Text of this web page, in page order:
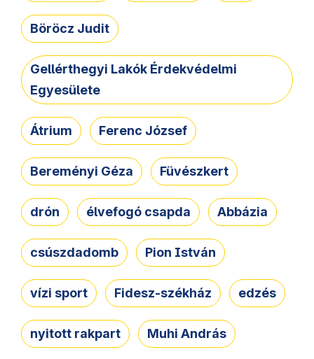
Böröcz Judit
Gellérthegyi Lakók Érdekvédelmi
Egyesülete
Átrium Ferenc József
Bereményi Géza Füvészkert
drón élvefogó csapda Abbázia
csúszdadomb Pion István
vízi sport Fidesz-székház edzés
nyitott rakpart Muhi András